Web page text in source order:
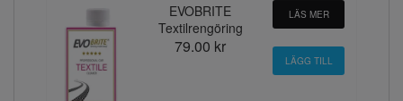
EVOBRITE
Textilrengöring
79.00 kr
LÄS MER